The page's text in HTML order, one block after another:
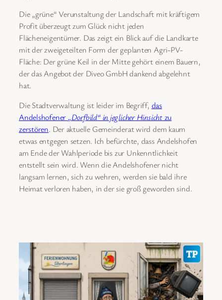
Die „grüne“ Verunstaltung der Landschaft mit kräftigem
Profit überzeugt zum Glück nicht jeden
Flächeneigentümer. Das zeigt ein Blick auf die Landkarte
mit der zweigeteilten Form der geplanten Agri-PV-
Fläche: Der grüne Keil in der Mitte gehört einem Bauern,
der das Angebot der Diveo GmbH dankend abgelehnt
hat.
Die Stadtverwaltung ist leider im Begriff, das
Andelshofener „Dorfbild“ in jeglicher Hinsichtzu
zerstören. Der aktuelle Gemeinderat wird dem kaum
etwas entgegen setzen. Ich befürchte, dass Andelshofen
am Ende der Wahlperiode bis zur Unkenntlichkeit
entstellt sein wird. Wenn die Andelshofener nicht
langsam lernen, sich zu wehren, werden sie bald ihre
Heimat verloren haben, in der sie groß geworden sind.